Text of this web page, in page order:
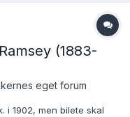
(1883-
eget forum
i 1902, men bilete skal